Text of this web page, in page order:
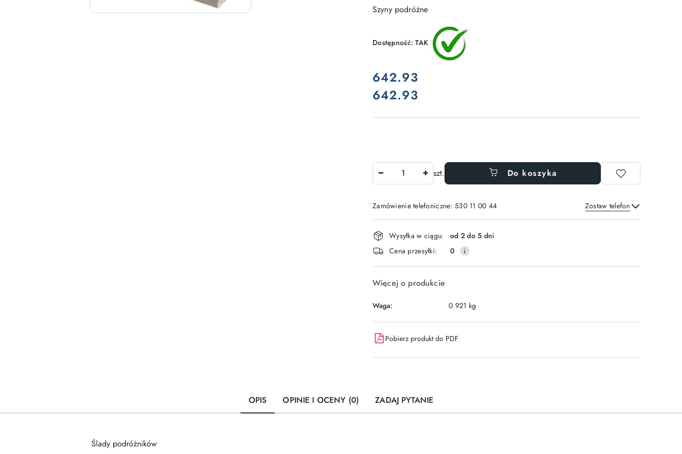
Szyny podróżne
Dostępność:TAK
cena:
642.93
Cena:
642.93
szt. Do koszyka
Zamówienie telefoniczne: 530 11 00 44 Zostaw telefon
Wyślij
Dostępność
i
dostawa
Wysyłka w ciągu:
od 2 do 5 dni
Cena przesyłki:
0
Więcej o produkcie
Waga: 0.921 kg
Pobierz produkt do PDF
OPIS OPINIE I OCENY (0) ZADAJ PYTANIE
Ślady podróżników